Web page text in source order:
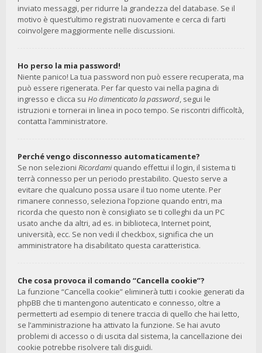
inviato messaggi, per ridurre la grandezza del database. Se il
motivo è quest’ultimo registrati nuovamente e cerca di farti
coinvolgere maggiormente nelle discussioni.
Ho perso la mia password!
Niente panico! La tua password non può essere recuperata, ma
può essere rigenerata. Per far questo vai nella pagina di
ingresso e clicca su Ho dimenticato la password, segui le
istruzioni e tornerai in linea in poco tempo. Se riscontri difficoltà,
contatta l’amministratore.
Perché vengo disconnesso automaticamente?
Se non selezioni Ricordamiquando effettui il login, il sistema ti
terrà connesso per un periodo prestabilito. Questo serve a
evitare che qualcuno possa usare il tuo nome utente. Per
rimanere connesso, seleziona l’opzione quando entri, ma
ricorda che questo non è consigliato se ti colleghi da un PC
usato anche da altri, ad es. in biblioteca, Internet point,
università, ecc. Se non vedi il checkbox, significa che un
amministratore ha disabilitato questa caratteristica.
Che cosa provoca il comando “Cancella cookie”?
La funzione “Cancella cookie” eliminerà tutti i cookie generati da
phpBB che ti mantengono autenticato e connesso, oltre a
permetterti ad esempio di tenere traccia di quello che hai letto,
se l’amministrazione ha attivato la funzione. Se hai avuto
problemi di accesso o di uscita dal sistema, la cancellazione dei
cookie potrebbe risolvere tali disguidi.